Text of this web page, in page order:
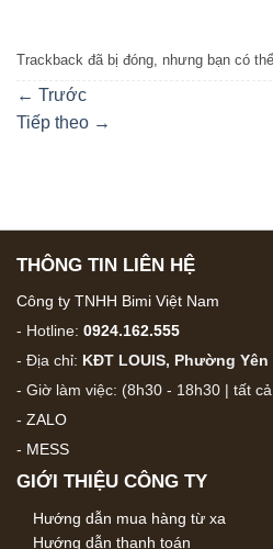
Trackback đã bị đóng, nhưng bạn có thể
← Trước
Tiếp theo →
THÔNG TIN LIÊN HỆ
Công ty TNHH Bimi Việt Nam
- Hotline: 0924.162.555
- Địa chỉ: KĐT LOUIS, Phường
- Giờ làm việc: (8h30 - 18h30 | tất
- ZALO
- MESS
GIỚI THIỆU CÔNG TY
Hướng dẫn mua hàng từ xa
Hướng dẫn thanh toán